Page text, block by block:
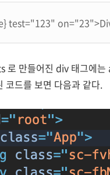
}test="123" on="23">
만들어진 div 태그에는
코드를 보면 다음과 같다.